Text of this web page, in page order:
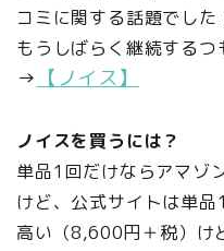
コミに関する話題でした
もうしばらく継続するつ
→ 【ノイス】
ノイスを買うには？
単品1回だけならアマゾ
けど、公式サイトは単
高い（8,600円＋税）け